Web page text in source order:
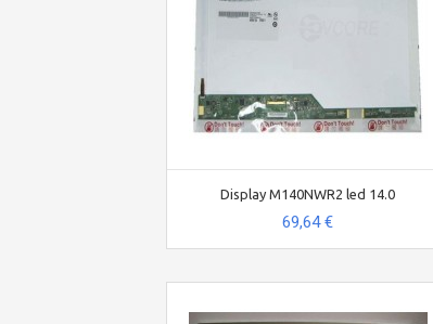
Display M140NWR2 led 14.0
69,64 €